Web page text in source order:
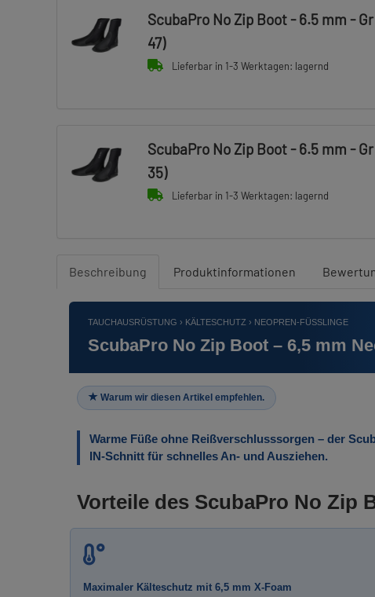
ScubaPro No Zip Boot - 6.5 mm -
47)
Lieferbar in 1-3 Werktagen: lagernd
ScubaPro No Zip Boot - 6.5 mm -
35)
Lieferbar in 1-3 Werktagen: lagernd
Beschreibung Produktinformationen
TAUCHAUSRÜSTUNG › KÄLTESCHUTZ › NEOPREN-FÜSSLINGE
ScubaPro No Zip Boot – 6,5 mm
Warum wir diesen Artikel empfehlen.
Warme Füße ohne Reißverschlusssorgen – der
IN-Schnitt für schnelles An- und Ausziehen.
Vorteile des ScubaPro No Zip
Maximaler Kälteschutz mit 6,5 mm X-Foam